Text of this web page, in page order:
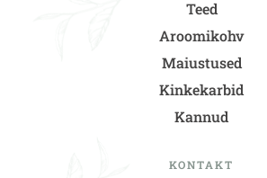
Teed
Aroomikohv
Maiustused
Kinkekarbid
Kannud
KONTAKT